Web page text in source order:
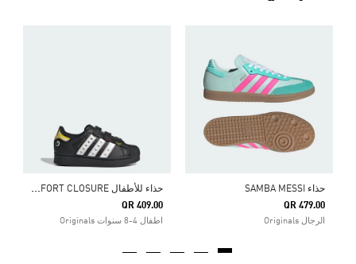
حذاء SAMBA MESSI
QR 479.00
الرجال Originals
ح
ذاء للأطفال ADIDAS DISNEY SUPERSTAR LED LIGHTS COMFORT CLOSURE
QR 409.00
اطفال 4-8 سنوات Originals